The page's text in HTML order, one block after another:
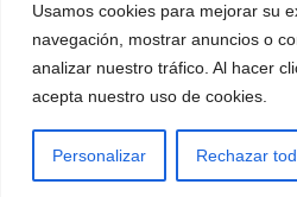
Usamos cookies para mejorar su
navegación, mostrar anuncios o
analizar nuestro tráfico. Al hacer
acepta nuestro uso de cookies.
Personalizar Rechazar
Funciona gracias a WordPress |
Inicio Mendoza Argentina
Espectáculos El